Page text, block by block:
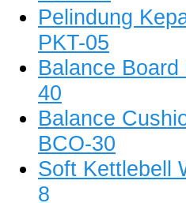
Pelindung
PKT-05
Balance
40
Balance
BCO-30
Soft Kettlebell
8